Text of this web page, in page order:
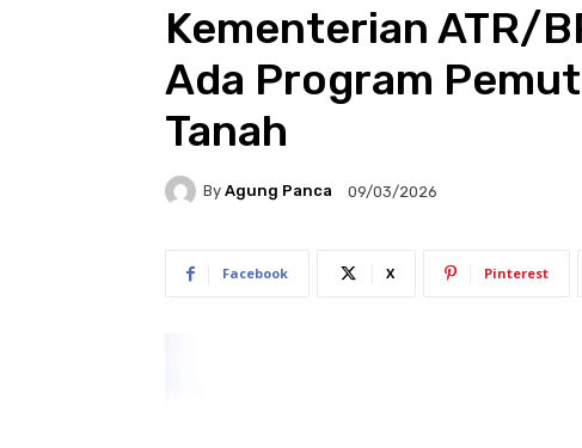
Kementerian ATR/
Ada Program
Tanah
By Agung Panca 09/03/2026
Facebook X Pinterest